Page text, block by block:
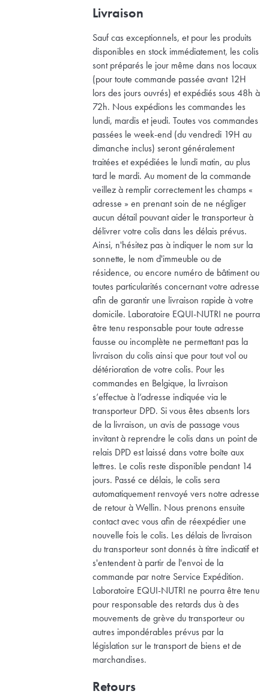
Livraison
Sauf cas exceptionnels, et pour les produits
disponibles en stock immédiatement, les colis
sont préparés le jour même dans nos locaux
(pour toute commande passée avant 12H
lors des jours ouvrés) et expédiés sous 48h à
72h. Nous expédions les commandes les
lundi, mardis et jeudi. Toutes vos commandes
passées le week-end (du vendredi 19H au
dimanche inclus) seront généralement
traitées et expédiées le lundi matin, au plus
tard le mardi. Au moment de la commande
veillez à remplir correctement les champs «
adresse » en prenant soin de ne négliger
aucun détail pouvant aider le transporteur à
délivrer votre colis dans les délais prévus.
Ainsi, n'hésitez pas à indiquer le nom sur la
sonnette, le nom d'immeuble ou de
résidence, ou encore numéro de bâtiment ou
toutes particularités concernant votre adresse
afin de garantir une livraison rapide à votre
domicile. Laboratoire EQUI-NUTRI ne pourra
être tenu responsable pour toute adresse
fausse ou incomplète ne permettant pas la
livraison du colis ainsi que pour tout vol ou
détérioration de votre colis. Pour les
commandes en Belgique, la livraison
s’effectue à l’adresse indiquée via le
transporteur DPD. Si vous êtes absents lors
de la livraison, un avis de passage vous
invitant à reprendre le colis dans un point de
relais DPD est laissé dans votre boîte aux
lettres. Le colis reste disponible pendant 14
jours. Passé ce délais, le colis sera
automatiquement renvoyé vers notre adresse
de retour à Wellin. Nous prenons ensuite
contact avec vous afin de réexpédier une
nouvelle fois le colis. Les délais de livraison
du transporteur sont donnés à titre indicatif et
s'entendent à partir de l'envoi de la
commande par notre Service Expédition.
Laboratoire EQUI-NUTRI ne pourra être tenu
pour responsable des retards dus à des
mouvements de grève du transporteur ou
autres impondérables prévus par la
législation sur le transport de biens et de
marchandises.
Retours